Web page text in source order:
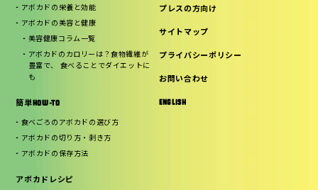
アボカドの栄養と効能
アボカドの美容と健康
美容健康コラム一覧
アボカドのカロリーは？食物繊維が
豊富で、 食べることでダイエットに
も
簡単HOW-TO
食べごろのアボカドの選び方
アボカドの切り方・剥き方
アボカドの保存方法
アボカドレシピ
プレスの方向け
サイトマップ
プライバシーポリシー
お問い合わせ
ENGLISH